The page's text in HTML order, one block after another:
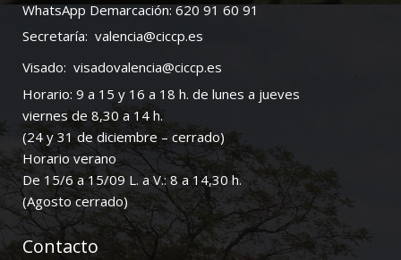
WhatsApp Demarcación: 620 91 60 91
Secretaría: valencia@ciccp.es
Visado: visadovalencia@ciccp.es
Horario: 9 a 15 y 16 a 18 h. de lunes a jueves
viernes de 8,30 a 14 h.
(24 y 31 de diciembre – cerrado)
Horario verano
De 15/6 a 15/09 L. a V.: 8 a 14,30 h.
(Agosto cerrado)
Contacto